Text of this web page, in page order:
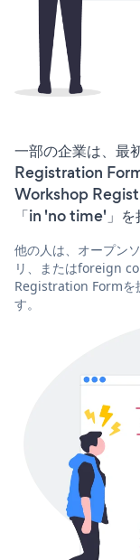
一部の企業は、
Registration
Workshop
「in 'no time'」を
他の人は、オープン
リ、またはforeign
Registration Formを
す。